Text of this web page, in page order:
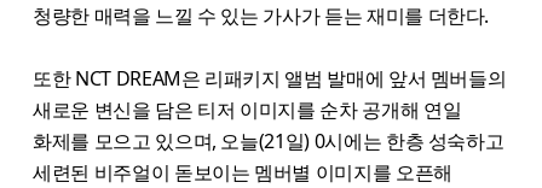
청량한 매력을 느낄 수 있는 가사가 듣는 재미를 더한다.
또한 NCT DREAM은 리패키지 앨범 발매에 앞서 멤버들의
새로운 변신을 담은 티저 이미지를 순차 공개해 연일
화제를 모으고 있으며, 오늘(21일) 0시에는 한층 성숙하고
세련된 비주얼이 돋보이는 멤버별 이미지를 오픈해